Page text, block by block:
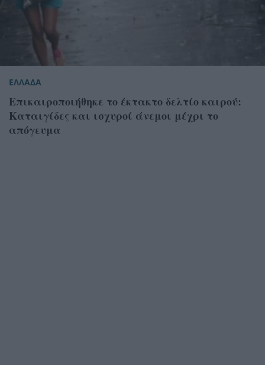
ΕΛΛΑΔΑ
Επικαιροποιήθηκε το έκτακτο δελτίο καιρού:
Καταιγίδες και ισχυροί άνεμοι μέχρι το
απόγευμα